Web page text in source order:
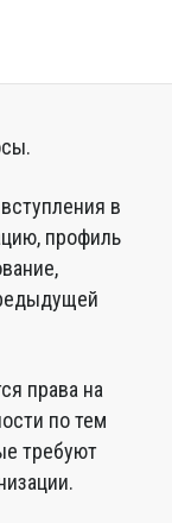
в
профиль
права на
по тем
требуют